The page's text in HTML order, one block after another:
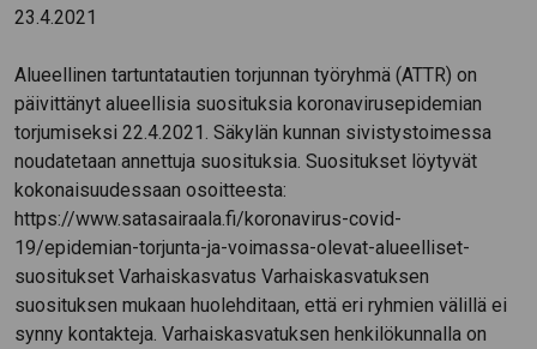
23.4.2021
Alueellinen tartuntatautien torjunnan työryhmä (ATTR) on
päivittänyt alueellisia suosituksia koronavirusepidemian
torjumiseksi 22.4.2021. Säkylän kunnan sivistystoimessa
noudatetaan annettuja suosituksia. Suositukset löytyvät
kokonaisuudessaan osoitteesta:
https://www.satasairaala.fi/koronavirus-covid-
19/epidemian-torjunta-ja-voimassa-olevat-alueelliset-
suositukset Varhaiskasvatus Varhaiskasvatuksen
suosituksen mukaan huolehditaan, että eri ryhmien välillä ei
synny kontakteja. Varhaiskasvatuksen henkilökunnalla on